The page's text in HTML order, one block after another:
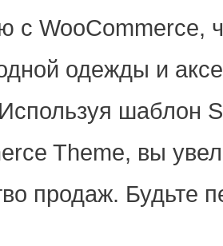
с WooCommerce,
одежды и
шаблон
Theme, вы
продаж. Будьте